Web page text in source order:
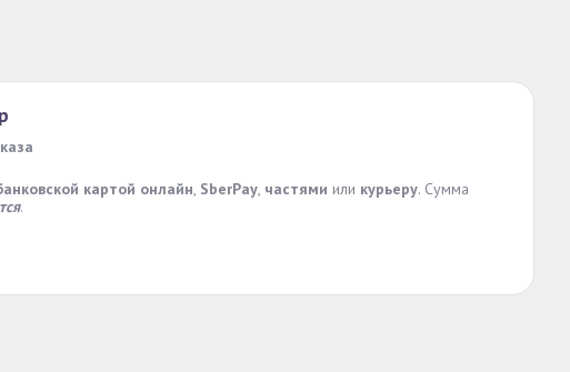
картой онлайн, SberPay, частями или курьеру. Сумма
.